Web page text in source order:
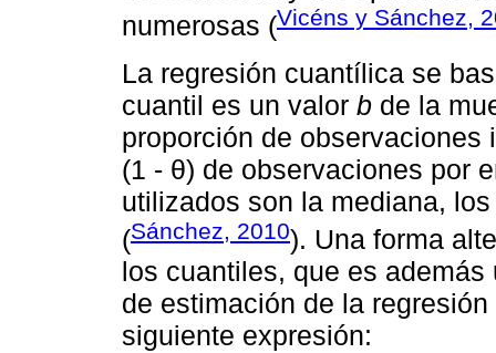
numerosas (Vicéns y Sánchez,
La regresión cuantílica se
cuantil es un valor b de la
proporción de observaciones
(1 - θ) de observaciones por
utilizados son la mediana,
(Sánchez, 2010). Una forma
los cuantiles, que es
de estimación de la
siguiente expresión: